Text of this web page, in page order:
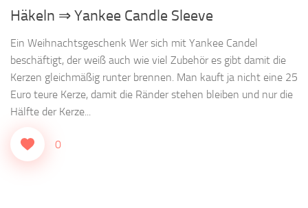
Häkeln ⇒ Yankee Candle Sleeve
Ein Weihnachtsgeschenk Wer sich mit Yankee Candel
beschäftigt, der weiß auch wie viel Zubehör es gibt damit die
Kerzen gleichmäßig runter brennen. Man kauft ja nicht eine 25
Euro teure Kerze, damit die Ränder stehen bleiben und nur die
Hälfte der Kerze...
0